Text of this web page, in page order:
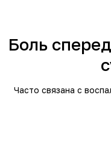
Боль
Часто связана с